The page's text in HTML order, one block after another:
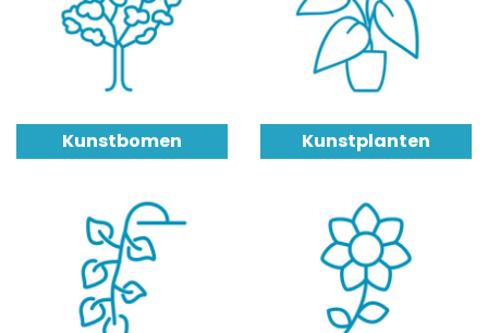
Kunstbomen Kunstplanten